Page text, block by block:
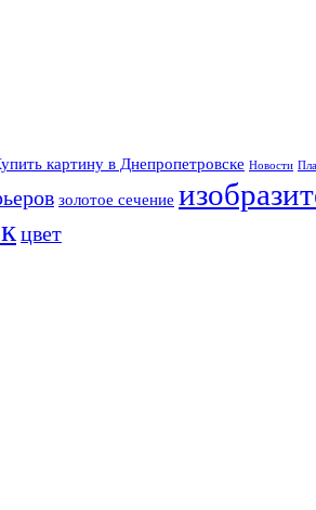
картину в Днепропетровске Новости
золотое сечение
цвет